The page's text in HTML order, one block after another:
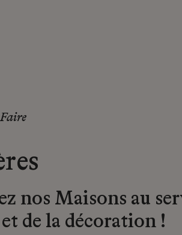
nos Maisons au
de la décoration !